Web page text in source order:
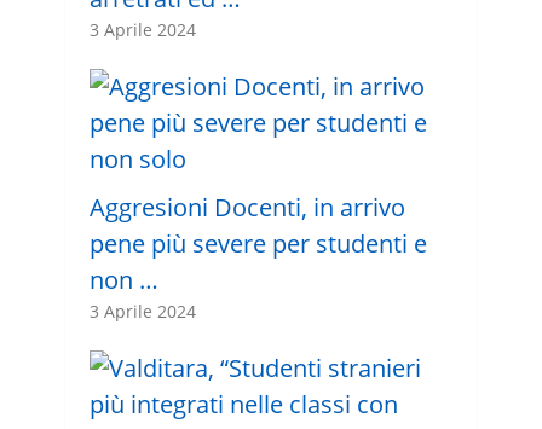
3 Aprile 2024
Aggresioni Docenti, in arrivo
pene più severe per studenti e
non …
3 Aprile 2024